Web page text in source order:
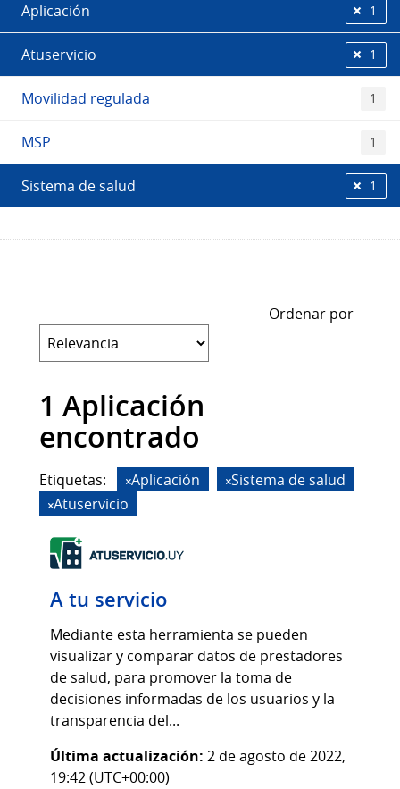
Aplicación 1
Atuservicio 1
Movilidad regulada 1
MSP 1
Sistema de salud 1
Ordenar por
1 Aplicación
encontrado
Etiquetas: Aplicación
Sistema de salud
Atuservicio
A tu servicio
Mediante esta herramienta se pueden
visualizar y comparar datos de prestadores
de salud, para promover la toma de
decisiones informadas de los usuarios y la
transparencia del...
Última actualización: 2 de agosto de 2022,
19:42 (UTC+00:00)